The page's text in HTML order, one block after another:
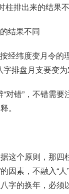
柱排出来的结果
结果不同
经纬度变月令的
字排盘月支要变
错”，不错需要
。
这个原则，那
因素，不融入“
字的换年，必须